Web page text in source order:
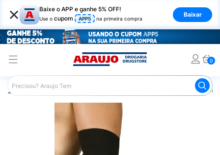
× Baixe o APP e ganhe 5% OFF!
Use o cupom APP5 na primeira compra
Baixar
0
Araujo Saúde e Bem Estar Órtese para